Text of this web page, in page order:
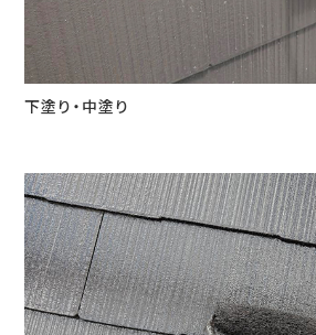
下塗り・中塗り